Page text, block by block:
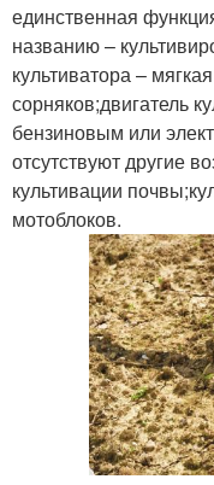
единственная
названию –
культиватора –
сорняков;двигатель
бензиновым или
отсутствуют другие
культивации
мотоблоков.